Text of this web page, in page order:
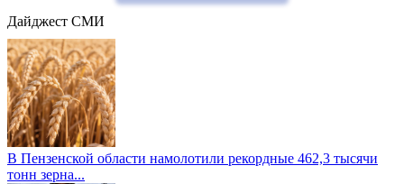
Дайджест СМИ
В Пензенской области намолотили рекордные 462,3 тысячи
тонн зерна...